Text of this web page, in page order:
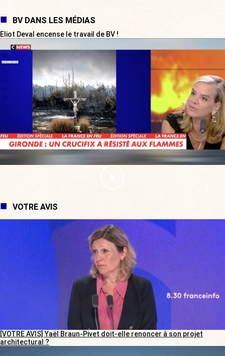
BV DANS LES MÉDIAS
Eliot Deval encense le travail de BV !
VOTRE AVIS
[VOTRE AVIS] Yaël Braun-Pivet doit-elle renoncer à son projet
architectural ?